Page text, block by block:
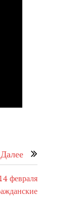
Далее
февраля